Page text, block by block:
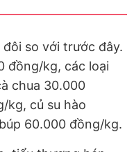
đôi so với trước đây.
đồng/kg, các loại
chua 30.000
kg, củ su hào
60.000 đồng/kg.